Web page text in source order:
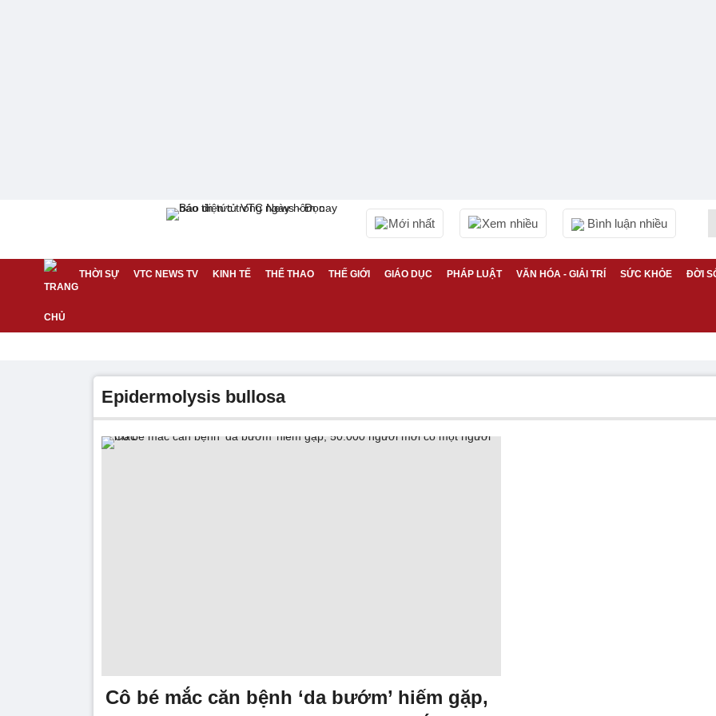
Mới nhất Xem nhiều Bình luận nhiều
THỜI SỰ VTC NEWS TV KINH TẾ THỂ THAO THẾ GIỚI GIÁO DỤC PHÁP LUẬT VĂN HÓA - GIẢI TRÍ SỨC KHỎE ĐỜI
Epidermolysis bullosa
Cô bé mắc căn bệnh ‘da bướm’ hiếm gặp,